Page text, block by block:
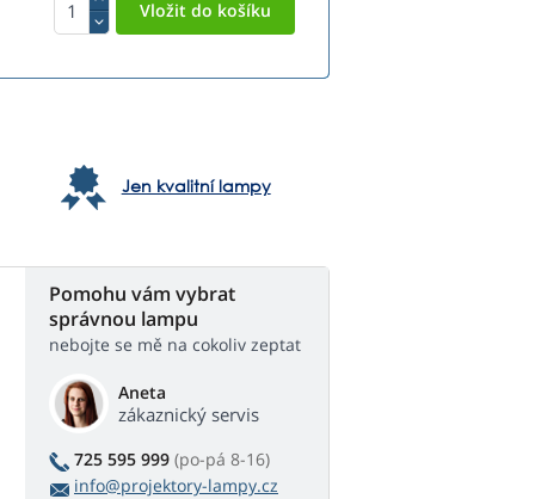
Jen kvalitní lampy
Pomohu vám vybrat
správnou lampu
nebojte se mě na cokoliv zeptat
Aneta
zákaznický servis
725 595 999 (po-pá 8-16)
info@projektory-lampy.cz